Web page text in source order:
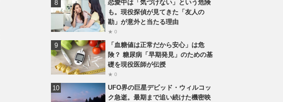
恋愛中は「気づけない」という危険
も。現役探偵が見てきた「友人の
勘」が意外と当たる理由
★ 0
「血糖値は正常だから安心」は危
険？ 糖尿病「早期発見」のための基
礎を現役医師が伝授
★ 0
UFO界の巨星デビッド・ウィルコッ
ク急逝。最期まで追い続けた機密映